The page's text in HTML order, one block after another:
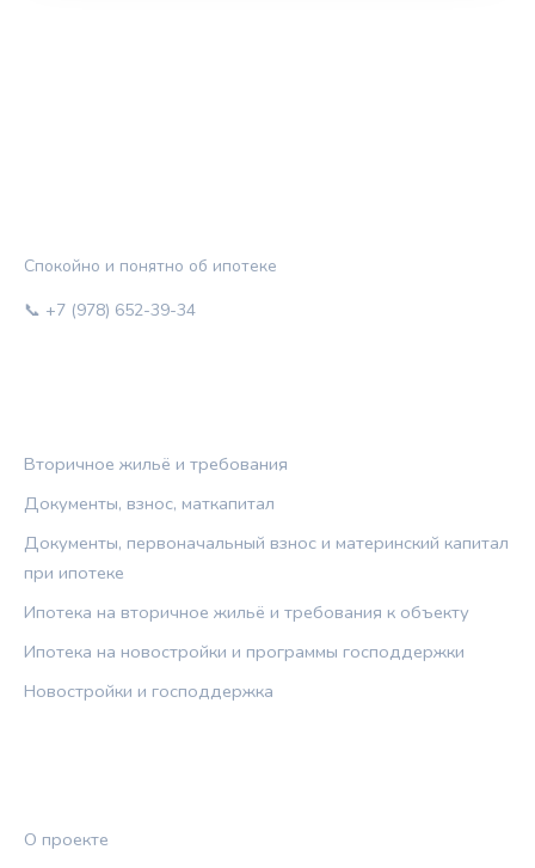
Спокойно и понятно об ипотеке
📞 +7 (978) 652-39-34
Вторичное жильё и требования
Документы, взнос, маткапитал
Документы, первоначальный взнос и материнский капитал
при ипотеке
Ипотека на вторичное жильё и требования к объекту
Ипотека на новостройки и программы господдержки
Новостройки и господдержка
О проекте